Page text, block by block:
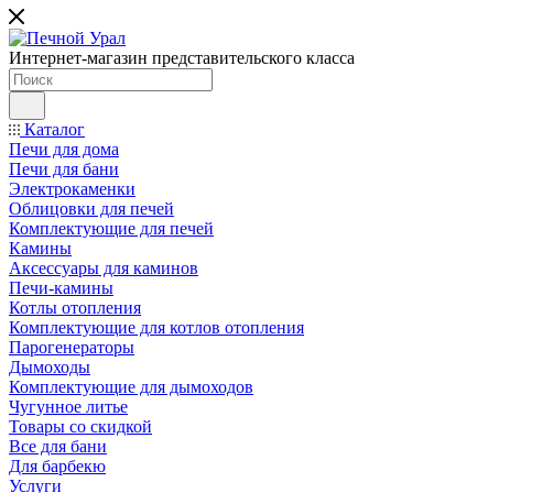
Интернет-магазин представительского класса
Каталог
Печи для дома
Печи для бани
Электрокаменки
Облицовки для печей
Комплектующие для печей
Камины
Аксессуары для каминов
Печи-камины
Котлы отопления
Комплектующие для котлов отопления
Парогенераторы
Дымоходы
Комплектующие для дымоходов
Чугунное литье
Товары со скидкой
Все для бани
Для барбекю
Услуги